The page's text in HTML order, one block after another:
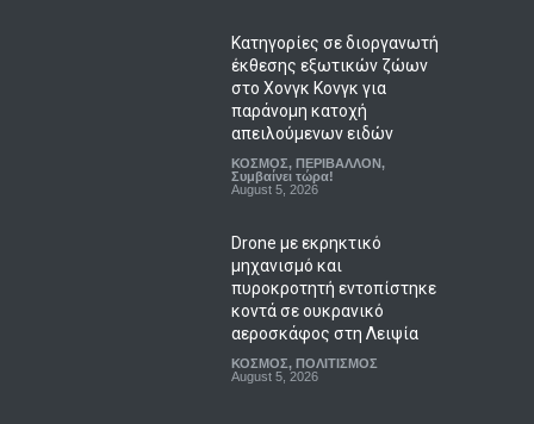
Κατηγορίες σε διοργανωτή
έκθεσης εξωτικών ζώων
στο Χονγκ Κονγκ για
παράνομη κατοχή
απειλούμενων ειδών
ΚΟΣΜΟΣ, ΠΕΡΙΒΑΛΛΟΝ,
Συμβαίνει τώρα!
August 5, 2026
Drone με εκρηκτικό
μηχανισμό και
πυροκροτητή εντοπίστηκε
κοντά σε ουκρανικό
αεροσκάφος στη Λειψία
ΚΟΣΜΟΣ, ΠΟΛΙΤΙΣΜΟΣ
August 5, 2026